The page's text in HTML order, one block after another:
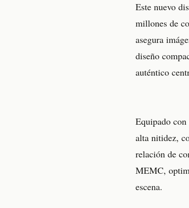
Este nuevo
millones de
asegura
diseño
auténtico
Equipado
alta nitidez,
relación de
MEMC,
escena.